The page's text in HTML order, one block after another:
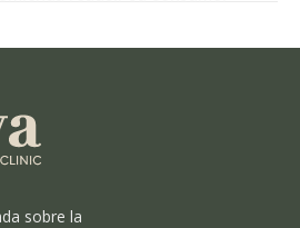
sobre la